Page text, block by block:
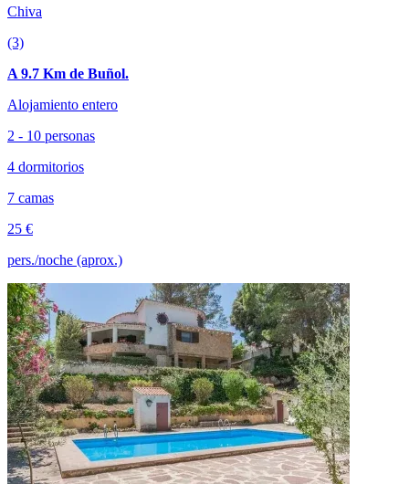
Chiva
(3)
A 9.7 Km de Buñol.
Alojamiento entero
2 - 10 personas
4 dormitorios
7 camas
25 €
pers./noche (aprox.)